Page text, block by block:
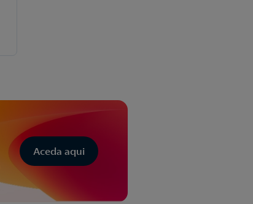
Aceda aqui